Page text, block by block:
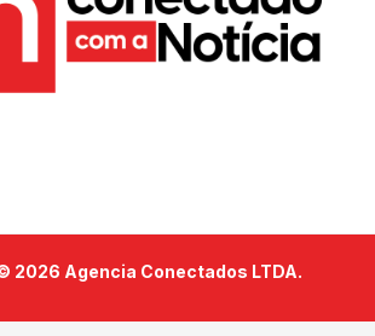
2026 Agencia Conectados LTDA.